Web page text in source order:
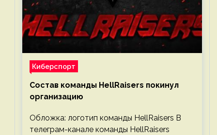
Киберспорт
Состав команды HellRaisers покинул
организацию
Обложка: логотип команды HellRaisers В
телеграм-канале команды HellRaisers